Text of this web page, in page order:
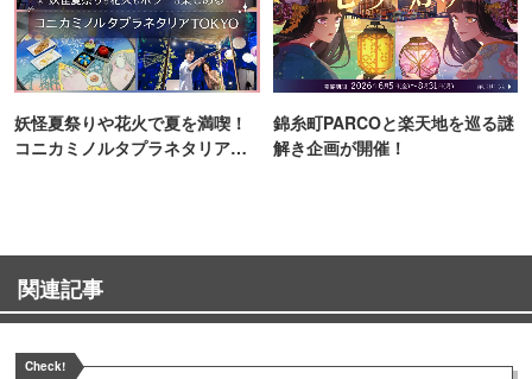
妖怪夏祭りや花火で夏を満喫！
コニカミノルタプラネタリア
錦糸町PARCOと楽天地を巡る謎
解き企画が開催！
関連記事
Check!